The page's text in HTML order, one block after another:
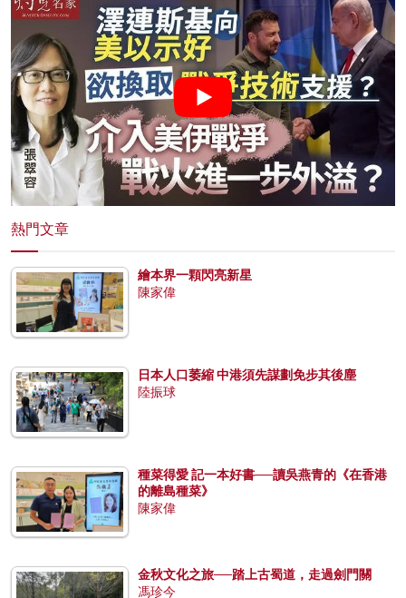
熱門文章
繪本界一顆閃亮新星
陳家偉
日本人口萎縮 中港須先謀劃免步其後塵
陸振球
種菜得愛 記一本好書──讀吳燕青的《在香港
的離島種菜》
陳家偉
金秋文化之旅──踏上古蜀道，走過劍門關
馮珍今